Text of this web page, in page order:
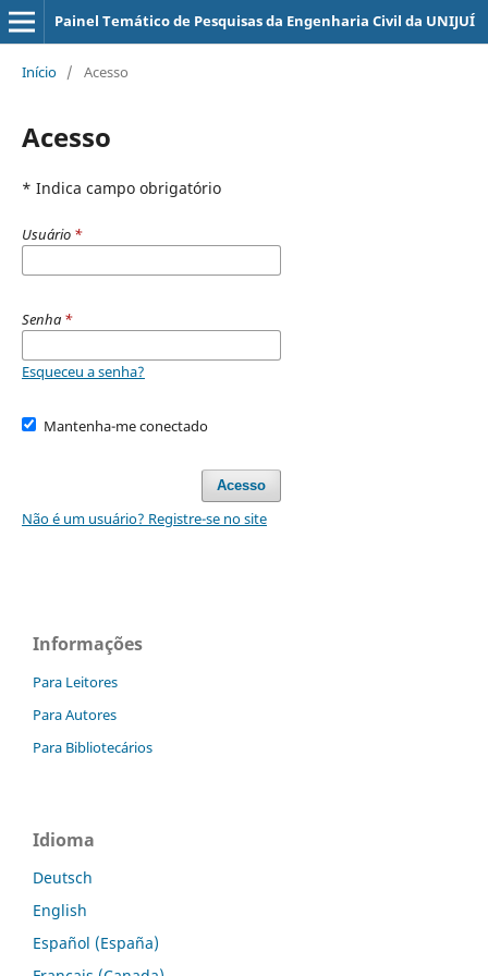
Painel Temático de Pesquisas da Engenharia Civil da UNIJUÍ
Início / Acesso
Acesso
* Indica campo obrigatório
Usuário *
Senha *
Esqueceu a senha?
Mantenha-me conectado
Acesso
Não é um usuário? Registre-se no site
Informações
Para Leitores
Para Autores
Para Bibliotecários
Idioma
Deutsch
English
Español (España)